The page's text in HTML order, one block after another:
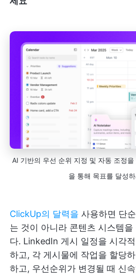
AI 기반의 우선 순위 지정 및 자동 조정
을 통해 목표를 달성
ClickUp의 달력을 사용하면 단
는 것이 아니라 콘텐츠 시스템을
다. LinkedIn 게시 일정을 시각
하고, 각 게시물에 작업을 할당
하고, 우선순위가 변경될 때 신